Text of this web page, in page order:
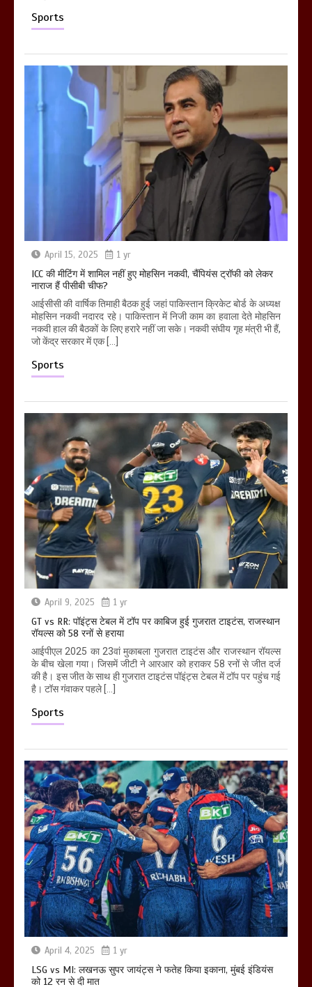
Sports
April 15, 2025 1 yr
ICC की मीटिंग में शामिल नहीं हुए मोहसिन नकवी, चैंपियंस ट्रॉफी को लेकर
नाराज हैं पीसीबी चीफ?
आईसीसी की वार्षिक तिमाही बैठक हुई जहां पाकिस्तान क्रिकेट बोर्ड के अध्यक्ष
मोहसिन नकवी नदारद रहे। पाकिस्तान में निजी काम का हवाला देते मोहसिन
नकवी हाल की बैठकों के लिए हरारे नहीं जा सके। नकवी संघीय गृह मंत्री भी हैं,
जो केंद्र सरकार में एक […]
Sports
April 9, 2025 1 yr
GT vs RR: पॉइंट्स टेबल में टॉप पर काबिज हुई गुजरात टाइटंस, राजस्थान
रॉयल्स को 58 रनों से हराया
आईपीएल 2025 का 23वां मुकाबला गुजरात टाइटंस और राजस्थान रॉयल्स
के बीच खेला गया। जिसमें जीटी ने आरआर को हराकर 58 रनों से जीत दर्ज
की है। इस जीत के साथ ही गुजरात टाइटंस पॉइंट्स टेबल में टॉप पर पहुंच गई
है। टॉस गंवाकर पहले […]
Sports
April 4, 2025 1 yr
LSG vs MI: लखनऊ सुपर जायंट्स ने फतेह किया इकाना, मुंबई इंडियंस
को 12 रन से दी मात